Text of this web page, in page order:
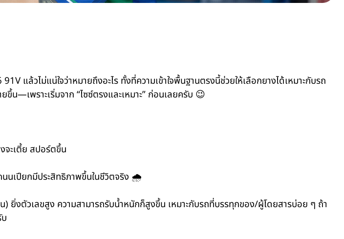
91V แล้วไม่แน่ใจว่าหมายถึงอะไร ทั้งที่ความเข้าใจพื้นฐานตรงนี้ช่วยให้เลือกยางได้เหมาะกับรถ
ยขึ้น—เพราะเริ่มจาก “ไซซ์ตรงและเหมาะ” ก่อนเลยครับ 😉
จะเตี้ย สปอร์ตขึ้น
นเปียกมีประสิทธิภาพขึ้นในชีวิตจริง 🌧️
ยิ่งตัวเลขสูง ความสามารถรับน้ำหนักก็สูงขึ้น เหมาะกับรถที่บรรทุกของ/ผู้โดยสารบ่อย ๆ ถ้า